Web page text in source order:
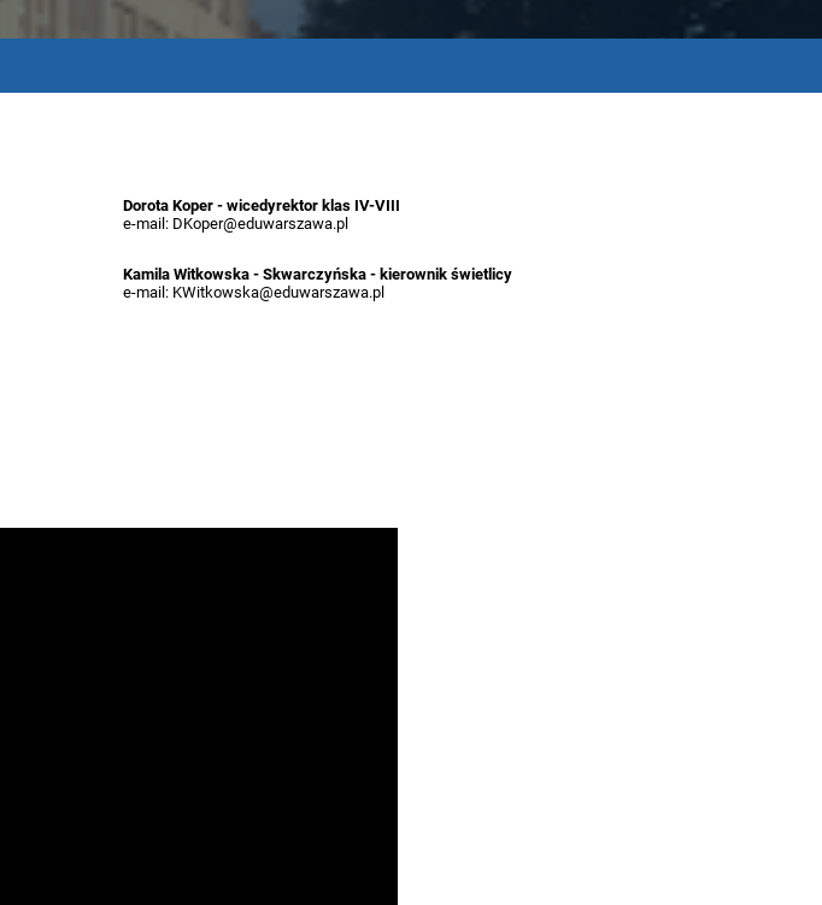
Dorota Koper - wicedyrektor klas IV-VIII
e-mail: DKoper@eduwarszawa.pl
Kamila Witkowska - Skwarczyńska - kierownik świetlicy
e-mail: KWitkowska@eduwarszawa.pl